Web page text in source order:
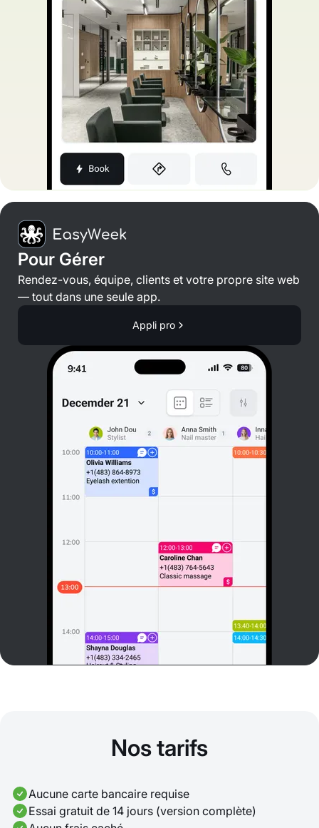
Pour Gérer
Rendez-vous, équipe, clients et votre propre site web
— tout dans une seule app.
Appli pro
Nos tarifs
Aucune carte bancaire requise
Essai gratuit de 14 jours (version complète)